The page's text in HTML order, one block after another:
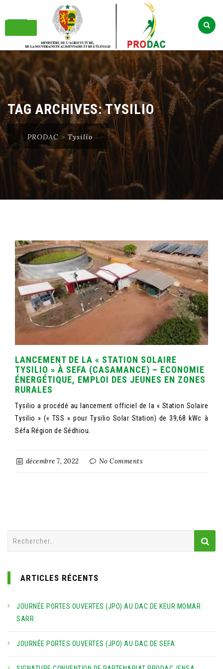
Skip
content
TAG ARCHIVES:TYSILIO
PRODAC>Tysilio
LANCEMENT DE LA « STATION SOLAIRE
TYSILIO » À SEFA (CASAMANCE) – ECONOMIE
ÉNERGÉTIQUE, EMPLOI DES JEUNES EN ZONES
RURALES
Tysilio a procédé au lancement officiel de la « Station Solaire
Tysilio » (« TSS » pour Tysilio Solar Station) de 39,68 kWc à
Séfa Région de Sédhiou.
décembre 7, 2022 No Comments
ARTICLES RÉCENTS
JOURNÉE PORTES OUVERTES (JPO) AU DAC DE KEUR MOMAR
SARR
JOURNÉE PORTES OUVERTES (JPO) AU DAC DE SEFA